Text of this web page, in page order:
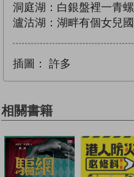
洞庭湖：白銀盤裡一青螺
瀘沽湖：湖畔有個女兒國
插圖： 許多
相關書籍